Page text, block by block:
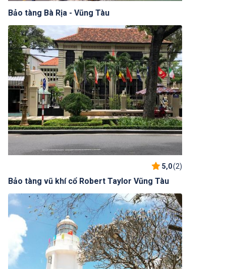
Bảo tàng Bà Rịa - Vũng Tàu
5,0(2)
Bảo tàng vũ khí cổ Robert Taylor Vũng Tàu